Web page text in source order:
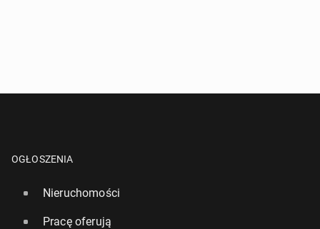
OGŁOSZENIA
Nieruchomości
Pracę oferują